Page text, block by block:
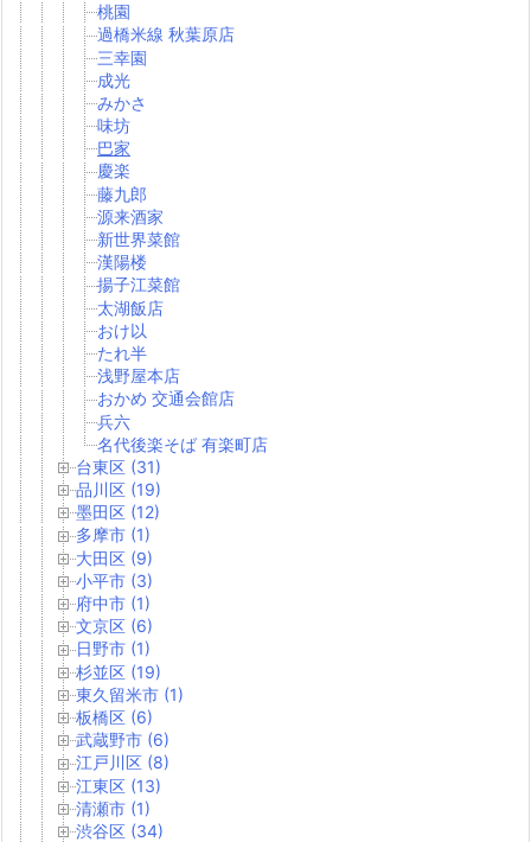
桃園
過橋米線 秋葉原店
三幸園
成光
みかさ
味坊
巴家
慶楽
藤九郎
源来酒家
新世界菜館
漢陽楼
揚子江菜館
太湖飯店
おけ以
たれ半
浅野屋本店
おかめ 交通会館店
兵六
名代後楽そば 有楽町店
台東区 (31)
品川区 (19)
墨田区 (12)
多摩市 (1)
大田区 (9)
小平市 (3)
府中市 (1)
文京区 (6)
日野市 (1)
杉並区 (19)
東久留米市 (1)
板橋区 (6)
武蔵野市 (6)
江戸川区 (8)
江東区 (13)
清瀬市 (1)
渋谷区 (34)